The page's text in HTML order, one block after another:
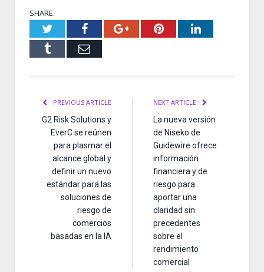
SHARE.
TwitterFacebookGoogle+PinterestLinkedIn
Tumblr Email
PREVIOUS ARTICLE
G2 Risk Solutions y
EverC se reúnen
para plasmar el
alcance global y
definir un nuevo
estándar para las
soluciones de
riesgo de
comercios
basadas en la IA
NEXT ARTICLE
La nueva versión
de Niseko de
Guidewire ofrece
información
financiera y de
riesgo para
aportar una
claridad sin
precedentes
sobre el
rendimiento
comercial